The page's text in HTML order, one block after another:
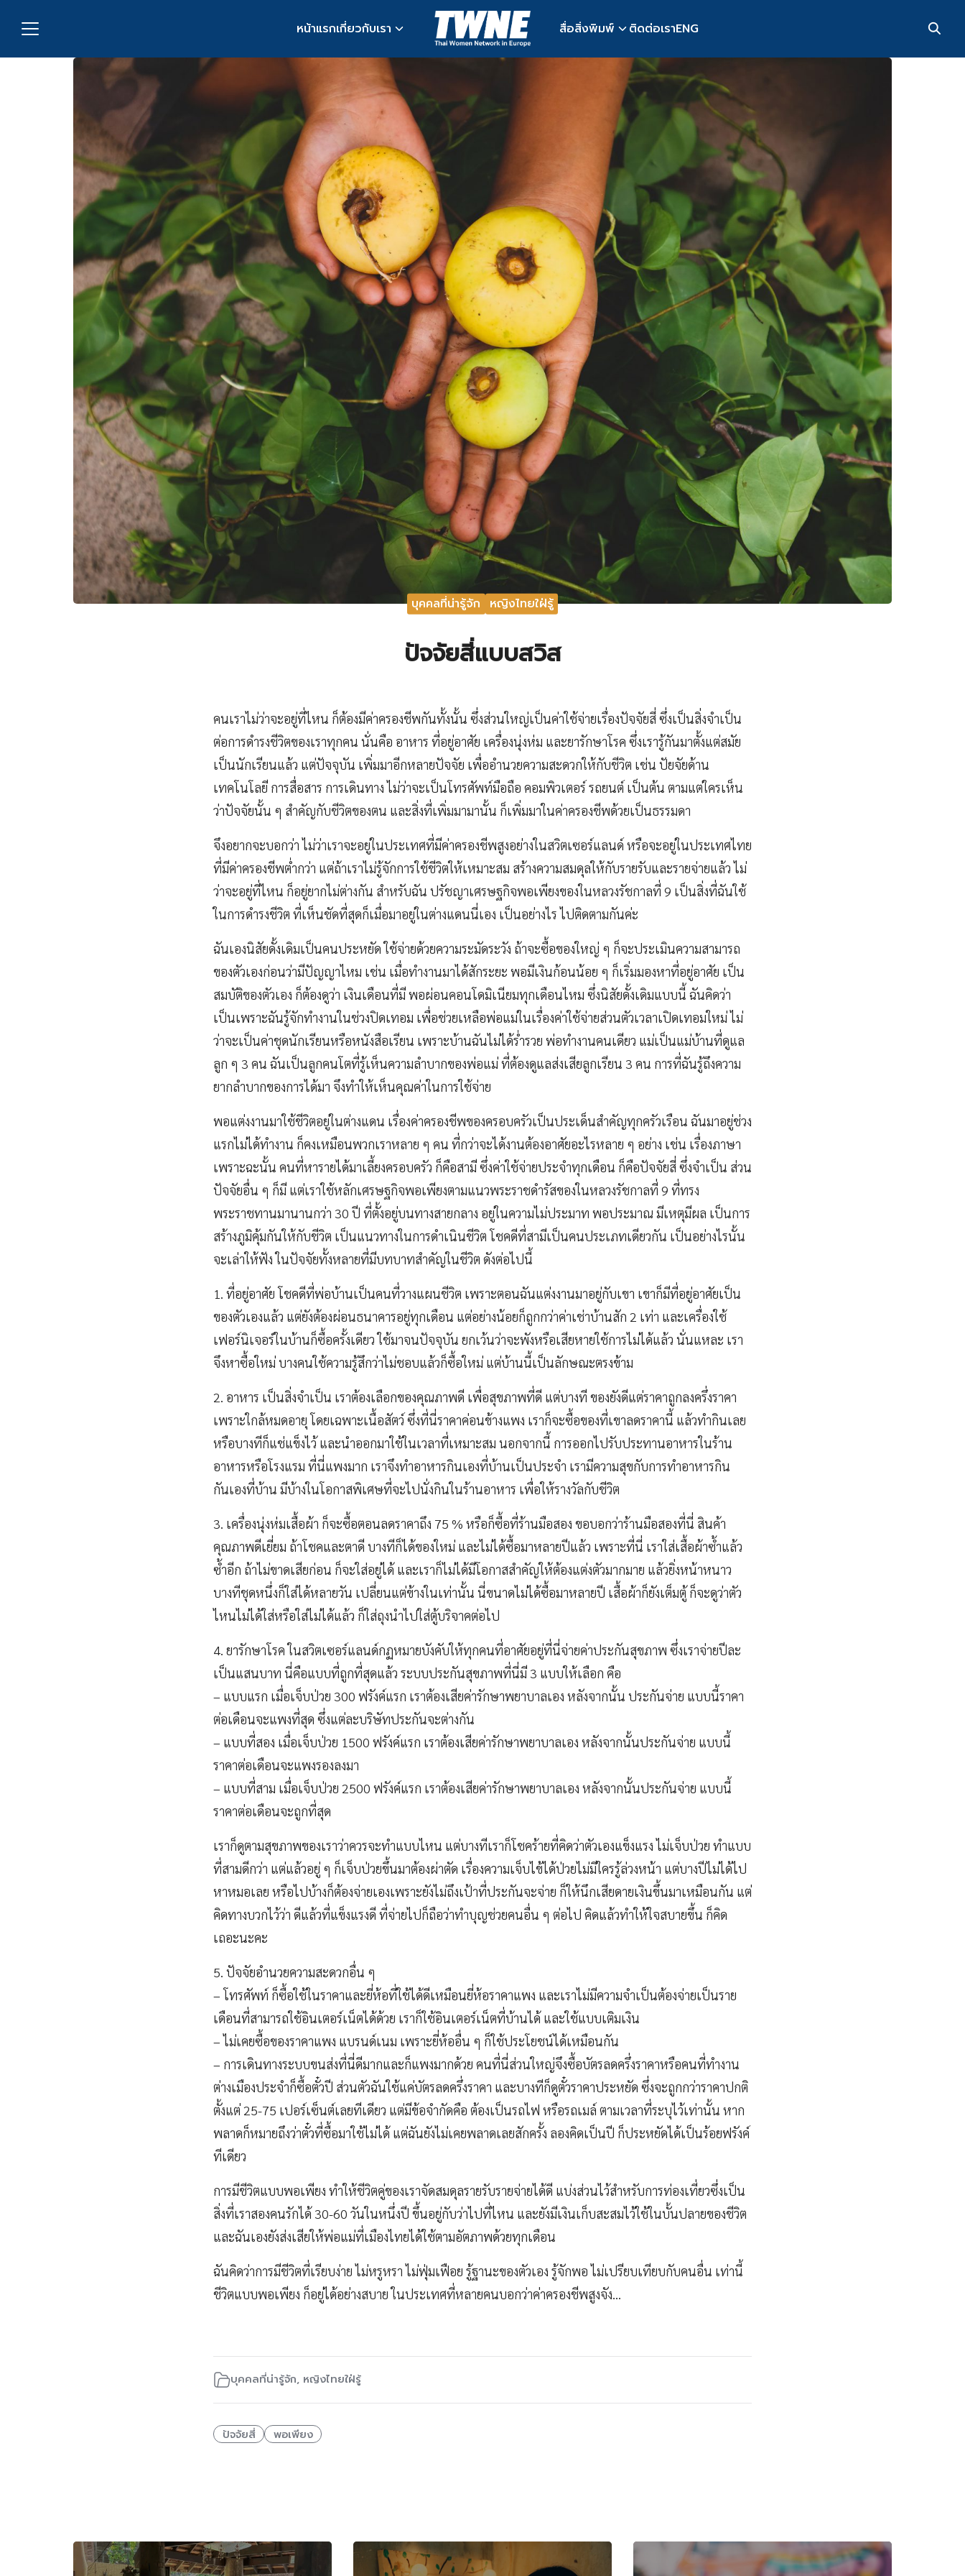
หน้าแรกเกี่ยวกับเรา สื่อสิ่งพิมพ์ ติดต่อเราENG
Search
บุคคลที่น่ารู้จัก หญิงไทยใฝ่รู้
ปัจจัยสี่แบบสวิส
คนเราไม่ว่าจะอยู่ที่ไหน ก็ต้องมีค่าครองชีพกันทั้งนั้น ซึ่งส่วนใหญ่เป็นค่าใช้จ่ายเรื่องปัจจัยสี่ ซึ่งเป็นสิ่งจำเป็น
ต่อการดำรงชีวิตของเราทุกคน นั่นคือ อาหาร ที่อยู่อาศัย เครื่องนุ่งห่ม และยารักษาโรค ซึ่งเรารู้กันมาตั้งแต่สมัย
เป็นนักเรียนแล้ว แต่ปัจจุบัน เพิ่มมาอีกหลายปัจจัย เพื่ออำนวยความสะดวกให้กับชีวิต เช่น ปัยจัยด้าน
เทคโนโลยี การสื่อสาร การเดินทาง ไม่ว่าจะเป็นโทรศัพท์มือถือ คอมพิวเตอร์ รถยนต์ เป็นต้น ตามแต่ใครเห็น
ว่าปัจจัยนั้น ๆ สำคัญกับชีวิตของตน และสิ่งที่เพิ่มมามานั้น ก็เพิ่มมาในค่าครองชีพด้วยเป็นธรรมดา
จึงอยากจะบอกว่า ไม่ว่าเราจะอยู่ในประเทศที่มีค่าครองชีพสูงอย่างในสวิตเซอร์แลนด์ หรือจะอยู่ในประเทศไทย
ที่มีค่าครองชีพต่ำกว่า แต่ถ้าเราไม่รู้จักการใช้ชีวิตให้เหมาะสม สร้างความสมดุลให้กับรายรับและรายจ่ายแล้ว ไม่
ว่าจะอยู่ที่ไหน ก็อยู่ยากไม่ต่างกัน สำหรับฉัน ปรัชญาเศรษฐกิจพอเพียงของในหลวงรัชกาลที่ 9 เป็นสิ่งที่ฉันใช้
ในการดำรงชีวิต ที่เห็นชัดที่สุดก็เมื่อมาอยู่ในต่างแดนนี่เอง เป็นอย่างไร ไปติดตามกันค่ะ
ฉันเองนิสัยดั้งเดิมเป็นคนประหยัด ใช้จ่ายด้วยความระมัดระวัง ถ้าจะซื้อของใหญ่ ๆ ก็จะประเมินความสามารถ
ของตัวเองก่อนว่ามีปัญญาไหม เช่น เมื่อทำงานมาได้สักระยะ พอมีเงินก้อนน้อย ๆ ก็เริ่มมองหาที่อยู่อาศัย เป็น
สมบัติของตัวเอง ก็ต้องดูว่า เงินเดือนที่มี พอผ่อนคอนโดมิเนียมทุกเดือนไหม ซึ่งนิสัยดั้งเดิมแบบนี้ ฉันคิดว่า
เป็นเพราะฉันรู้จักทำงานในช่วงปิดเทอม เพื่อช่วยเหลือพ่อแม่ในเรื่องค่าใช้จ่ายส่วนตัวเวลาเปิดเทอมใหม่ ไม่
ว่าจะเป็นค่าชุดนักเรียนหรือหนังสือเรียน เพราะบ้านฉันไม่ได้ร่ำรวย พ่อทำงานคนเดียว แม่เป็นแม่บ้านที่ดูแล
ลูก ๆ 3 คน ฉันเป็นลูกคนโตที่รู้เห็นความลำบากของพ่อแม่ ที่ต้องดูแลส่งเสียลูกเรียน 3 คน การที่ฉันรู้ถึงความ
ยากลำบากของการได้มา จึงทำให้เห็นคุณค่าในการใช้จ่าย
พอแต่งงานมาใช้ชีวิตอยู่ในต่างแดน เรื่องค่าครองชีพของครอบครัวเป็นประเด็นสำคัญทุกครัวเรือน ฉันมาอยู่ช่วง
แรกไม่ได้ทำงาน ก็คงเหมือนพวกเราหลาย ๆ คน ที่กว่าจะได้งานต้องอาศัยอะไรหลาย ๆ อย่าง เช่น เรื่องภาษา
เพราะฉะนั้น คนที่หารายได้มาเลี้ยงครอบครัว ก็คือสามี ซึ่งค่าใช้จ่ายประจำทุกเดือน ก็คือปัจจัยสี่ ซึ่งจำเป็น ส่วน
ปัจจัยอื่น ๆ ก็มี แต่เราใช้หลักเศรษฐกิจพอเพียงตามแนวพระราชดำรัสของในหลวงรัชกาลที่ 9 ที่ทรง
พระราชทานมานานกว่า 30 ปี ที่ตั้งอยู่บนทางสายกลาง อยู่ในความไม่ประมาท พอประมาณ มีเหตุมีผล เป็นการ
สร้างภูมิคุ้มกันให้กับชีวิต เป็นแนวทางในการดำเนินชีวิต โชคดีที่สามีเป็นคนประเภทเดียวกัน เป็นอย่างไรนั้น
จะเล่าให้ฟัง ในปัจจัยทั้งหลายที่มีบทบาทสำคัญในชีวิต ดังต่อไปนี้
1. ที่อยู่อาศัย โชคดีที่พ่อบ้านเป็นคนที่วางแผนชีวิต เพราะตอนฉันแต่งงานมาอยู่กับเขา เขาก็มีที่อยู่อาศัยเป็น
ของตัวเองแล้ว แต่ยังต้องผ่อนธนาคารอยู่ทุกเดือน แต่อย่างน้อยก็ถูกกว่าค่าเช่าบ้านสัก 2 เท่า และเครื่องใช้
เฟอร์นิเจอร์ในบ้านก็ซื้อครั้งเดียว ใช้มาจนปัจจุบัน ยกเว้นว่าจะพังหรือเสียหายใช้การไม่ได้แล้ว นั่นแหละ เรา
จึงหาซื้อใหม่ บางคนใช้ความรู้สึกว่าไม่ชอบแล้วก็ซื้อใหม่ แต่บ้านนี้เป็นลักษณะตรงข้าม
2. อาหาร เป็นสิ่งจำเป็น เราต้องเลือกของคุณภาพดี เพื่อสุขภาพที่ดี แต่บางที ของยังดีแต่ราคาถูกลงครึ่งราคา
เพราะใกล้หมดอายุ โดยเฉพาะเนื้อสัตว์ ซึ่งที่นี่ราคาค่อนข้างแพง เราก็จะซื้อของที่เขาลดราคานี้ แล้วทำกินเลย
หรือบางทีก็แช่แข็งไว้ และนำออกมาใช้ในเวลาที่เหมาะสม นอกจากนี้ การออกไปรับประทานอาหารในร้าน
อาหารหรือโรงแรม ที่นี่แพงมาก เราจึงทำอาหารกินเองที่บ้านเป็นประจำ เรามีความสุขกับการทำอาหารกิน
กันเองที่บ้าน มีบ้างในโอกาสพิเศษที่จะไปนั่งกินในร้านอาหาร เพื่อให้รางวัลกับชีวิต
3. เครื่องนุ่งห่มเสื้อผ้า ก็จะซื้อตอนลดราคาถึง 75 % หรือก็ซื้อที่ร้านมือสอง ขอบอกว่าร้านมือสองที่นี่ สินค้า
คุณภาพดีเยี่ยม ถ้าโชคและตาดี บางทีก็ได้ของใหม่ และไม่ได้ซื้อมาหลายปีแล้ว เพราะที่นี่ เราใส่เสื้อผ้าซ้ำแล้ว
ซ้ำอีก ถ้าไม่ขาดเสียก่อน ก็จะใส่อยู่ได้ และเราก็ไม่ได้มีโอกาสสำคัญให้ต้องแต่งตัวมากมาย แล้วยิ่งหน้าหนาว
บางทีชุดหนึ่งก็ใส่ได้หลายวัน เปลี่ยนแต่ข้างในเท่านั้น นี่ขนาดไม่ได้ซื้อมาหลายปี เสื้อผ้าก็ยังเต็มตู้ ก็จะดูว่าตัว
ไหนไม่ได้ใส่หรือใส่ไม่ได้แล้ว ก็ใส่ถุงนำไปใส่ตู้บริจาคต่อไป
4. ยารักษาโรค ในสวิตเซอร์แลนด์กฏหมายบังคับให้ทุกคนที่อาศัยอยู่ที่นี่จ่ายค่าประกันสุขภาพ ซึ่งเราจ่ายปีละ
เป็นแสนบาท นี่คือแบบที่ถูกที่สุดแล้ว ระบบประกันสุขภาพที่นี่มี 3 แบบให้เลือก คือ
– แบบแรก เมื่อเจ็บป่วย 300 ฟรังค์แรก เราต้องเสียค่ารักษาพยาบาลเอง หลังจากนั้น ประกันจ่าย แบบนี้ราคา
ต่อเดือนจะแพงที่สุด ซึ่งแต่ละบริษัทประกันจะต่างกัน
– แบบที่สอง เมื่อเจ็บป่วย 1500 ฟรังค์แรก เราต้องเสียค่ารักษาพยาบาลเอง หลังจากนั้นประกันจ่าย แบบนี้
ราคาต่อเดือนจะแพงรองลงมา
– แบบที่สาม เมื่อเจ็บป่วย 2500 ฟรังค์แรก เราต้องเสียค่ารักษาพยาบาลเอง หลังจากนั้นประกันจ่าย แบบนี้
ราคาต่อเดือนจะถูกที่สุด
เราก็ดูตามสุขภาพของเราว่าควรจะทำแบบไหน แต่บางทีเราก็โชคร้ายที่คิดว่าตัวเองแข็งแรง ไม่เจ็บป่วย ทำแบบ
ที่สามดีกว่า แต่แล้วอยู่ ๆ ก็เจ็บป่วยขึ้นมาต้องผ่าตัด เรื่องความเจ็บไข้ได้ป่วยไม่มีใครรู้ล่วงหน้า แต่บางปีไม่ได้ไป
หาหมอเลย หรือไปบ้างก็ต้องจ่ายเองเพราะยังไม่ถึงเป้าที่ประกันจะจ่าย ก็ให้นึกเสียดายเงินขึ้นมาเหมือนกัน แต่
คิดทางบวกไว้ว่า ดีแล้วที่แข็งแรงดี ที่จ่ายไปก็ถือว่าทำบุญช่วยคนอื่น ๆ ต่อไป คิดแล้วทำให้ใจสบายขึ้น ก็คิด
เถอะนะคะ
5. ปัจจัยอำนวยความสะดวกอื่น ๆ
– โทรศัพท์ ก็ซื้อใช้ในราคาและยี่ห้อที่ใช้ได้ดีเหมือนยี่ห้อราคาแพง และเราไม่มีความจำเป็นต้องจ่ายเป็นราย
เดือนที่สามารถใช้อินเตอร์เน็ตได้ด้วย เราก็ใช้อินเตอร์เน็ตที่บ้านได้ และใช้แบบเติมเงิน
– ไม่เคยซื้อของราคาแพง แบรนด์เนม เพราะยี่ห้ออื่น ๆ ก็ใช้ประโยชน์ได้เหมือนกัน
– การเดินทางระบบขนส่งที่นี่ดีมากและก็แพงมากด้วย คนที่นี่ส่วนใหญ่จึงซื้อบัตรลดครึ่งราคาหรือคนที่ทำงาน
ต่างเมืองประจำก็ซื้อตั๋วปี ส่วนตัวฉันใช้แค่บัตรลดครึ่งราคา และบางทีก็ดูตั๋วราคาประหยัด ซึ่งจะถูกกว่าราคาปกติ
ตั้งแต่ 25-75 เปอร์เซ็นต์เลยทีเดียว แต่มีข้อจำกัดคือ ต้องเป็นรถไฟ หรือรถเมล์ ตามเวลาที่ระบุไว้เท่านั้น หาก
พลาดก็หมายถึงว่าตั๋วที่ซื้อมาใช้ไม่ได้ แต่ฉันยังไม่เคยพลาดเลยสักครั้ง ลองคิดเป็นปี ก็ประหยัดได้เป็นร้อยฟรังค์
ทีเดียว
การมีชีวิตแบบพอเพียง ทำให้ชีวิตคู่ของเราจัดสมดุลรายรับรายจ่ายได้ดี แบ่งส่วนไว้สำหรับการท่องเที่ยวซึ่งเป็น
สิ่งที่เราสองคนรักได้ 30-60 วันในหนึ่งปี ขึ้นอยู่กับว่าไปที่ไหน และยังมีเงินเก็บสะสมไว้ใช้ในบั้นปลายของชีวิต
และฉันเองยังส่งเสียให้พ่อแม่ที่เมืองไทยได้ใช้ตามอัตภาพด้วยทุกเดือน
ฉันคิดว่าการมีชีวิตที่เรียบง่าย ไม่หรูหรา ไม่ฟุ่มเฟือย รู้ฐานะของตัวเอง รู้จักพอ ไม่เปรียบเทียบกับคนอื่น เท่านี้
ชีวิตแบบพอเพียง ก็อยู่ได้อย่างสบาย ในประเทศที่หลายคนบอกว่าค่าครองชีพสูงจัง…
บุคคลที่น่ารู้จัก, หญิงไทยใฝ่รู้
ปัจจัยสี่ พอเพียง